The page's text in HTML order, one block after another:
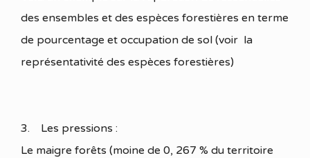
des ensembles et des espèces forestières en terme
de pourcentage et occupation de sol (voir la
représentativité des espèces forestières)
3. Les pressions :
Le maigre forêts (moine de 0, 267 % du territoire